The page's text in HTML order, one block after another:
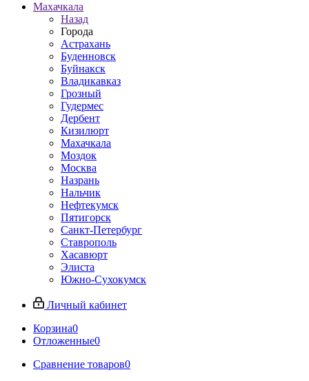
Махачкала
Назад
Города
Астрахань
Буденновск
Буйнакск
Владикавказ
Грозный
Гудермес
Дербент
Кизилюрт
Махачкала
Моздок
Москва
Назрань
Нальчик
Нефтекумск
Пятигорск
Санкт-Петербург
Ставрополь
Хасавюрт
Элиста
Южно-Сухокумск
Личный кабинет
Корзина0
Отложенные0
Сравнение товаров0